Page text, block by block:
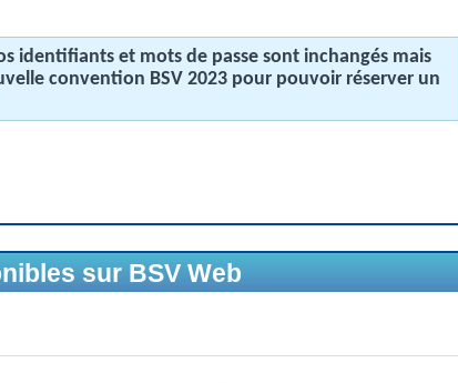
identifiants et mots de passe sont inchangés mais
convention BSV 2023 pour pouvoir réserver un
sur BSV Web